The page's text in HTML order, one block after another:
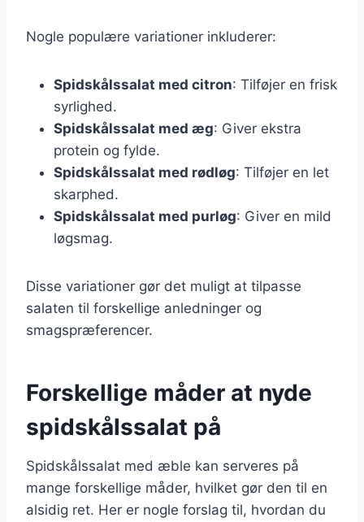
Nogle populære variationer inkluderer:
Spidskålssalat med citron: Tilføjer en frisk
syrlighed.
Spidskålssalat med æg: Giver ekstra
protein og fylde.
Spidskålssalat med rødløg: Tilføjer en let
skarphed.
Spidskålssalat med purløg: Giver en mild
løgsmag.
Disse variationer gør det muligt at tilpasse
salaten til forskellige anledninger og
smagspræferencer.
Forskellige måder at nyde
spidskålssalat på
Spidskålssalat med æble kan serveres på
mange forskellige måder, hvilket gør den til en
alsidig ret. Her er nogle forslag til, hvordan du